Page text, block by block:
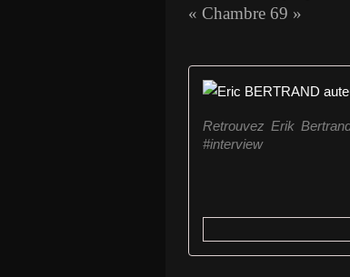
« Chambre 69 »
Retrouvez Erik
#interview